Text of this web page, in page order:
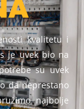
kvalitetu i
je uvek bio na
su uvek
da neprestano
najbolje